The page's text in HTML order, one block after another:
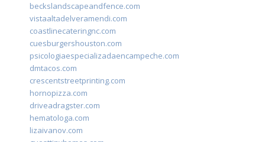
beckslandscapeandfence.com
vistaaltadelveramendi.com
coastlinecateringnc.com
cuesburgershouston.com
psicologiaespecializadaencampeche.com
dmtacos.com
crescentstreetprinting.com
hornopizza.com
driveadragster.com
hematologa.com
lizaivanov.com